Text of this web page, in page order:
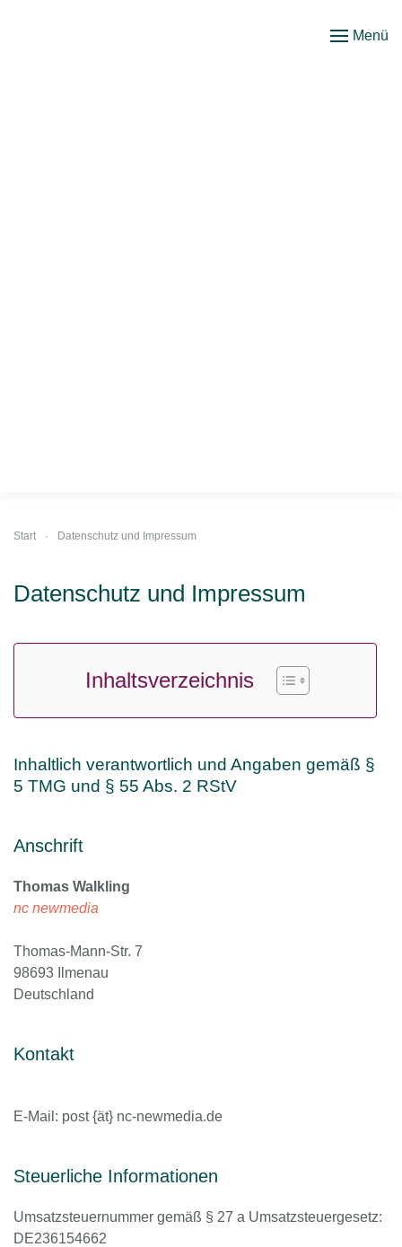
Menü
Start Datenschutz und Impressum
Datenschutz und Impressum
Inhaltsverzeichnis
Inhaltlich verantwortlich und Angaben gemäß §
5 TMG und § 55 Abs. 2 RStV
Anschrift
Thomas Walkling
nc newmedia
Thomas-Mann-Str. 7
98693 Ilmenau
Deutschland
Kontakt
E-Mail: post {ät} nc-newmedia.de
Steuerliche Informationen
Umsatzsteuernummer gemäß § 27 a Umsatzsteuergesetz:
DE236154662